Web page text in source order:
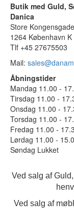
Butik med Guld,
Danica
Store
1264 København K
Tlf +45 27675503
Mail:
Åbningstider
Mandag 11.00 -
Tirsdag 11.00 -
Onsdag 11.00 -
Torsdag 11.00 -
Fredag 11.00 -
Lørdag 11.00 -
Søndag Lukket
Ved salg af
Ved salg af